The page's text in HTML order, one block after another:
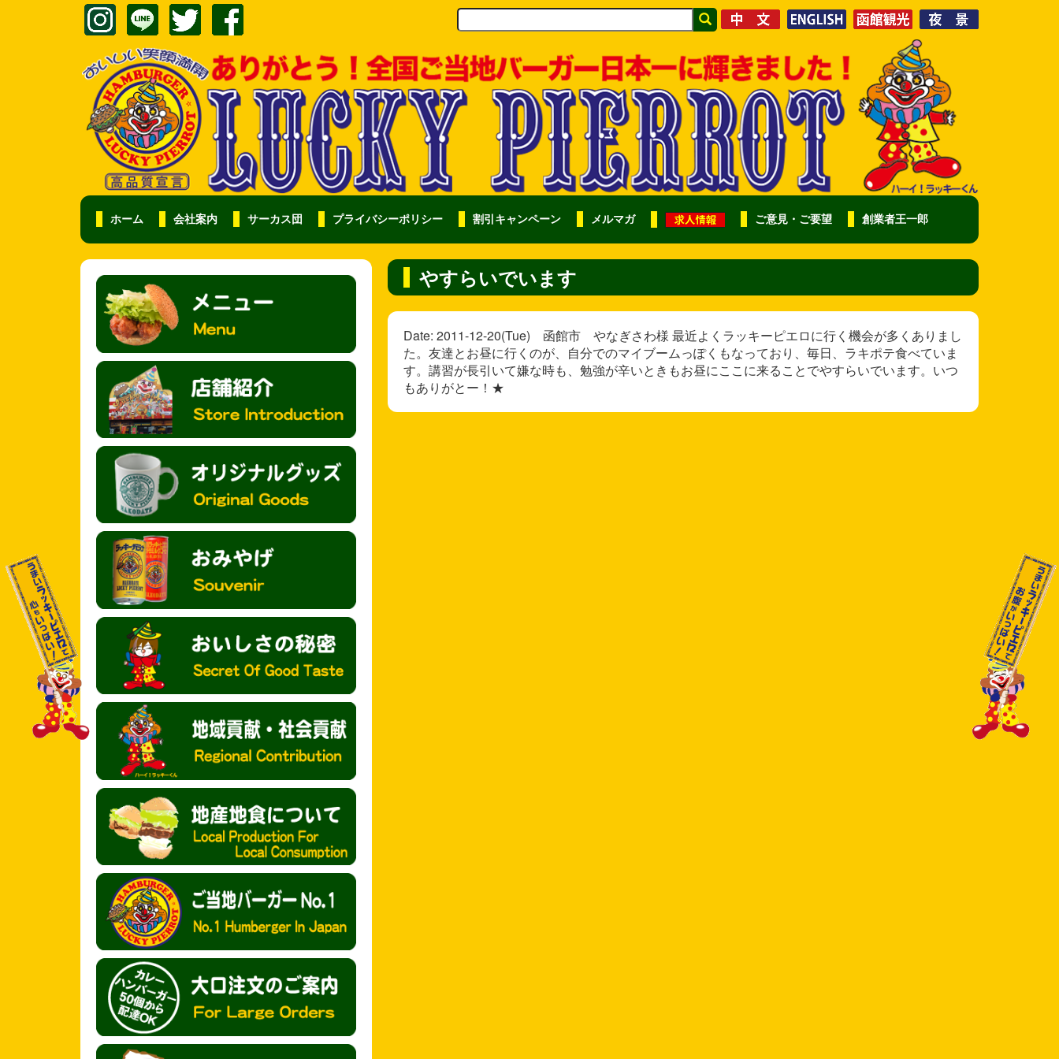
ホーム 会社案内 サーカス団 プライバシーポリシー 割引キャンペーン メルマガ ご意見・ご要望 創業者王一郎
やすらいでいます
Date: 2011-12-20(Tue) 函館市 やなぎさわ様 最近よくラッキーピエロに行く機会が多くありまし
た。友達とお昼に行くのが、自分でのマイブームっぽくもなっており、毎日、ラキポテ食べていま
す。講習が長引いて嫌な時も、勉強が辛いときもお昼にここに来ることでやすらいでいます。いつ
もありがとー！★